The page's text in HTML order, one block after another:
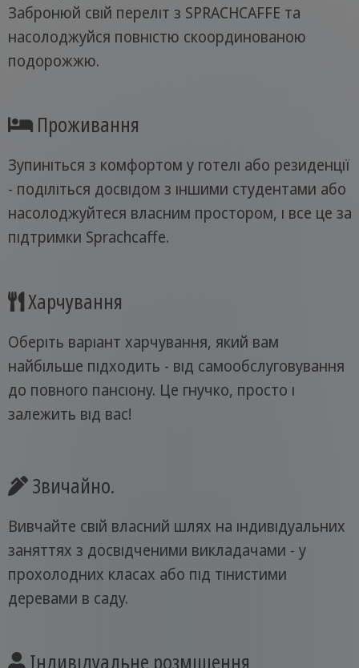
Забронюй свій переліт з SPRACHCAFFE та
насолоджуйся повністю скоординованою
подорожжю.
Проживання
Зупиніться з комфортом у готелі або резиденції
- поділіться досвідом з іншими студентами або
насолоджуйтеся власним простором, і все це за
підтримки Sprachcaffe.
Харчування
Оберіть варіант харчування, який вам
найбільше підходить - від самообслуговування
до повного пансіону. Це гнучко, просто і
залежить від вас!
Звичайно.
Вивчайте свій власний шлях на індивідуальних
заняттях з досвідченими викладачами - у
прохолодних класах або під тінистими
деревами в саду.
Індивідуальне розміщення